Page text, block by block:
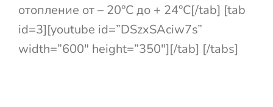
отопление от – 20°С до + 24°С[/tab] [tab
id=3][youtube id=”DSzxSAciw7s”
width=”600″ height=”350″][/tab] [/tabs]